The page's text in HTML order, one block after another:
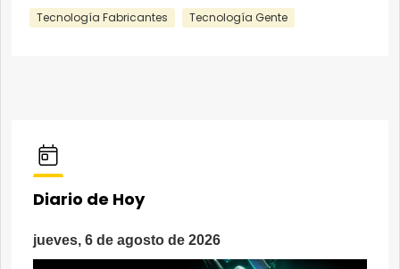
Tecnología Fabricantes
Tecnología Gente
Diario de Hoy
jueves, 6 de agosto de 2026